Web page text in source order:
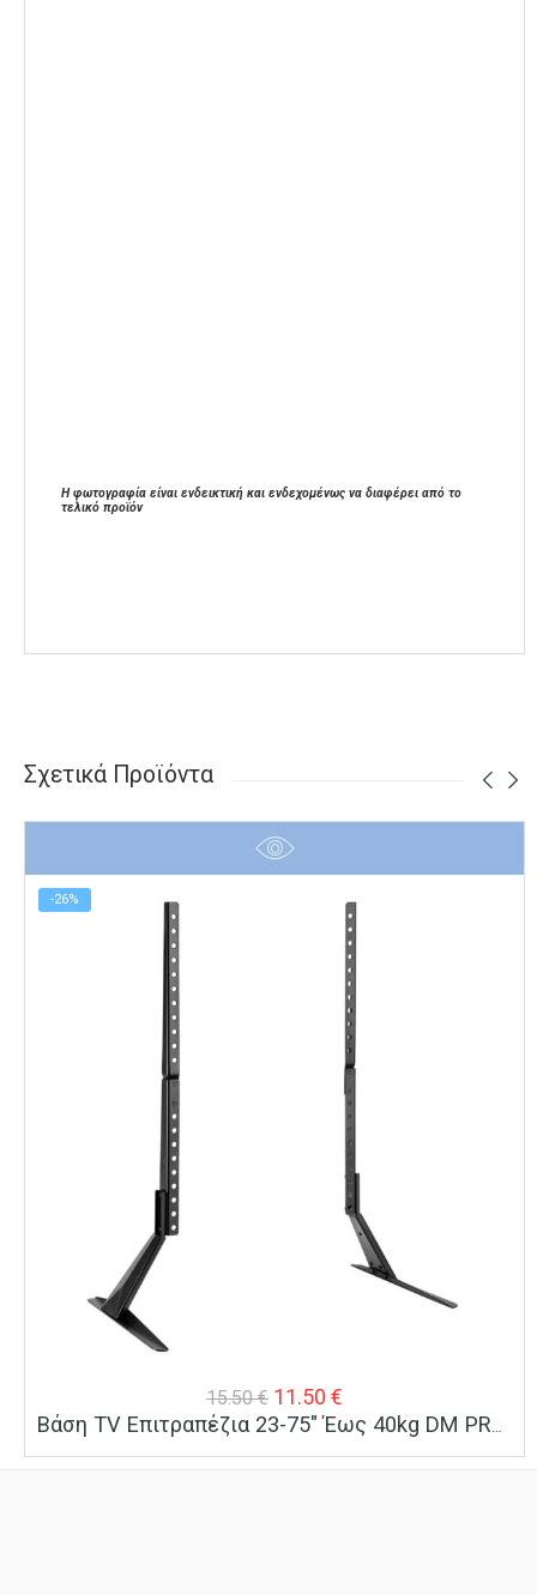
Η φωτογραφία είναι ενδεικτική και ενδεχομένως να διαφέρει από το
τελικό προϊόν
Σχετικά Προϊόντα
-26%
15.50€ Original
price
11.50 €
τρέχουσα
Βάση TV Επιτραπέζια 23-75″ Έως 40kg DM PRO Μαύρη